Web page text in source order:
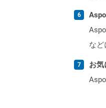
など
お気